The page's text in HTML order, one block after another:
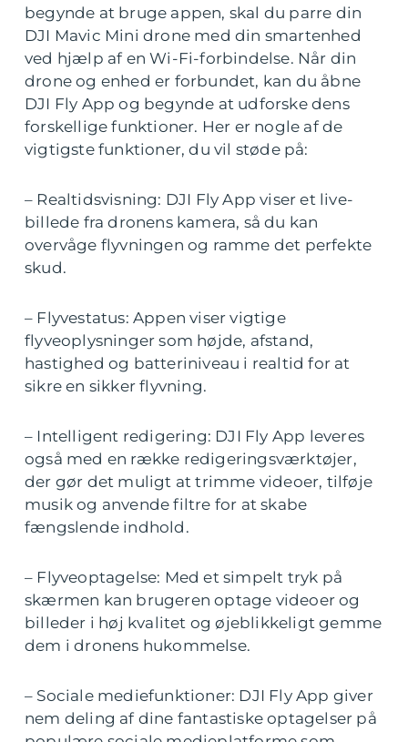
begynde at bruge appen, skal du parre din
DJI Mavic Mini drone med din smartenhed
ved hjælp af en Wi-Fi-forbindelse. Når din
drone og enhed er forbundet, kan du åbne
DJI Fly App og begynde at udforske dens
forskellige funktioner. Her er nogle af de
vigtigste funktioner, du vil støde på:
– Realtidsvisning: DJI Fly App viser et live-
billede fra dronens kamera, så du kan
overvåge flyvningen og ramme det perfekte
skud.
– Flyvestatus: Appen viser vigtige
flyveoplysninger som højde, afstand,
hastighed og batteriniveau i realtid for at
sikre en sikker flyvning.
– Intelligent redigering: DJI Fly App leveres
også med en række redigeringsværktøjer,
der gør det muligt at trimme videoer, tilføje
musik og anvende filtre for at skabe
fængslende indhold.
– Flyveoptagelse: Med et simpelt tryk på
skærmen kan brugeren optage videoer og
billeder i høj kvalitet og øjeblikkeligt gemme
dem i dronens hukommelse.
– Sociale mediefunktioner: DJI Fly App giver
nem deling af dine fantastiske optagelser på